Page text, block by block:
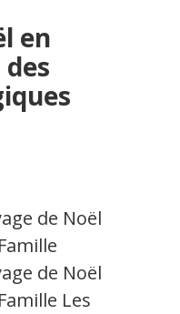
en
de Noël
de Noël
Les